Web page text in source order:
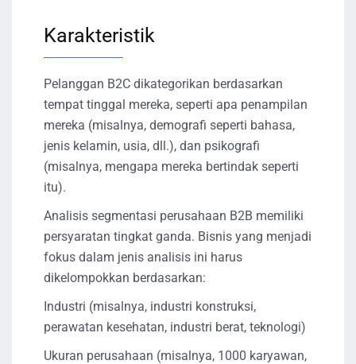
Karakteristik
Pelanggan B2C dikategorikan berdasarkan
tempat tinggal mereka, seperti apa penampilan
mereka (misalnya, demografi seperti bahasa,
jenis kelamin, usia, dll.), dan psikografi
(misalnya, mengapa mereka bertindak seperti
itu).
Analisis segmentasi perusahaan B2B memiliki
persyaratan tingkat ganda. Bisnis yang menjadi
fokus dalam jenis analisis ini harus
dikelompokkan berdasarkan:
Industri (misalnya, industri konstruksi,
perawatan kesehatan, industri berat, teknologi)
Ukuran perusahaan (misalnya, 1000 karyawan,